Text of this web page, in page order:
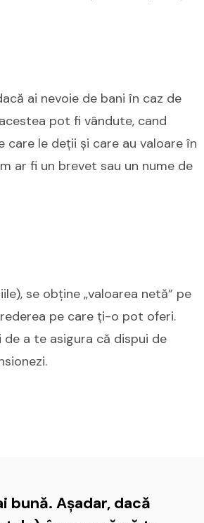
ai nevoie de bani în caz de
pot fi vândute, cand
le deții și care au valoare în
ar fi un brevet sau un nume de
se obține „valoarea netă” pe
pe care ți-o pot oferi.
a te asigura că dispui de
bună. Așadar, dacă